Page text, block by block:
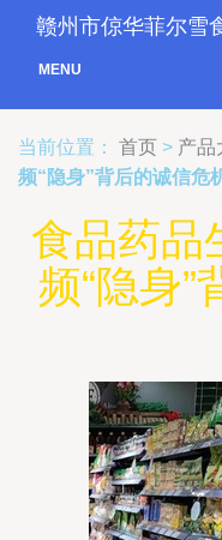
赣州市倞华菲尔雪
MENU
当前位置： 首页 > 产品
频“隐身”背后的诚信危
食品药品
频“隐身”